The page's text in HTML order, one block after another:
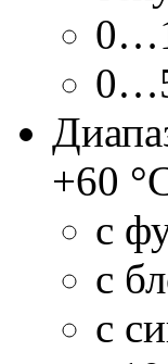
+60
с
с
с